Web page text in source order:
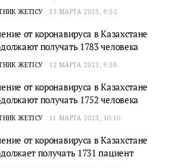
ЖЕТІСУ 13 МАРТА 2023, 9:52
от коронавируса в Казахстане
получать 1783 человека
ЖЕТІСУ 12 МАРТА 2023, 9:58
от коронавируса в Казахстане
получать 1752 человека
ЖЕТІСУ 11 МАРТА 2023, 10:10
от коронавируса в Казахстане
получать 1731 пациент